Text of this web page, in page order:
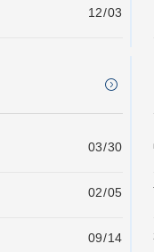
12/03
03/30
02/05
09/14